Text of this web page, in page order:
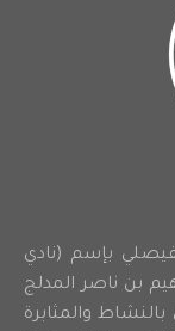
هـ النادي الفيصلي بإسم (نادي
بن ناصر المدلج
والمثابرة